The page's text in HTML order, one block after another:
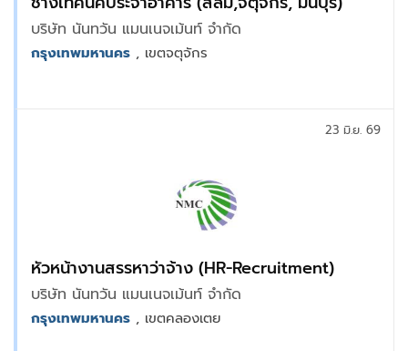
บริษัท นันทวัน แมนเนจเม้นท์ จำกัด
กรุงเทพมหานคร , เขตจตุจักร
หัวหน้างานสรรหาว่าจ้าง (HR-Recruitment)
บริษัท นันทวัน แมนเนจเม้นท์ จำกัด
23 มิ.ย. 69
กรุงเทพมหานคร , เขตคลองเตย